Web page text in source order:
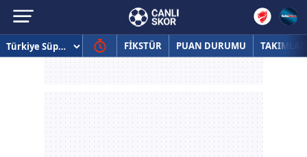
FİKSTÜR PUAN DURUMU TAKIMLAR